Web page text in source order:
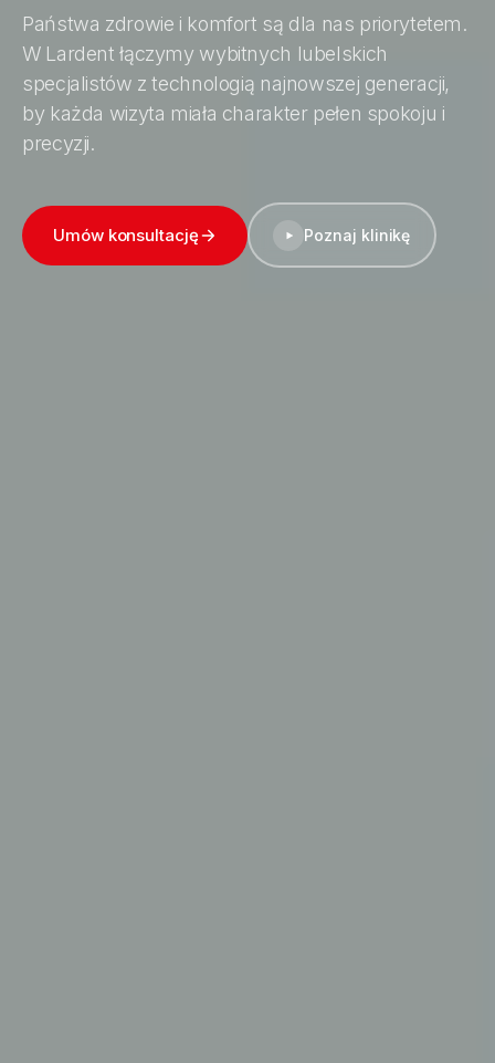
Państwa zdrowie i komfort są dla nas priorytetem.
W Lardent łączymy wybitnych lubelskich
specjalistów z technologią najnowszej generacji,
by każda wizyta miała charakter pełen spokoju i
precyzji.
Umów konsultację Poznaj klinikę